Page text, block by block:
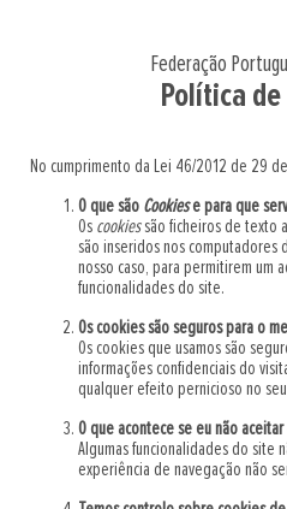
Federação
Política de
No cumprimento da Lei 46/2012 de 29
O que são Cookiese para que
Os cookiessão ficheiros de texto
são inseridos nos computadores
nosso caso, para permitirem um
funcionalidades do site.
Os cookies são seguros para o
Os cookies que usamos são
informações confidenciais do
qualquer efeito pernicioso no
O que acontece se eu não
Algumas funcionalidades do site
experiência de navegação não